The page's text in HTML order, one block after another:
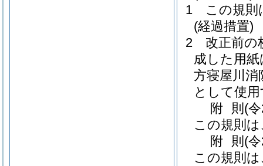
1
この規則
(経過措置)
2
改正前の
成した用
方寝屋川消
として使
附 則 (
この規則
附 則 (
この規則